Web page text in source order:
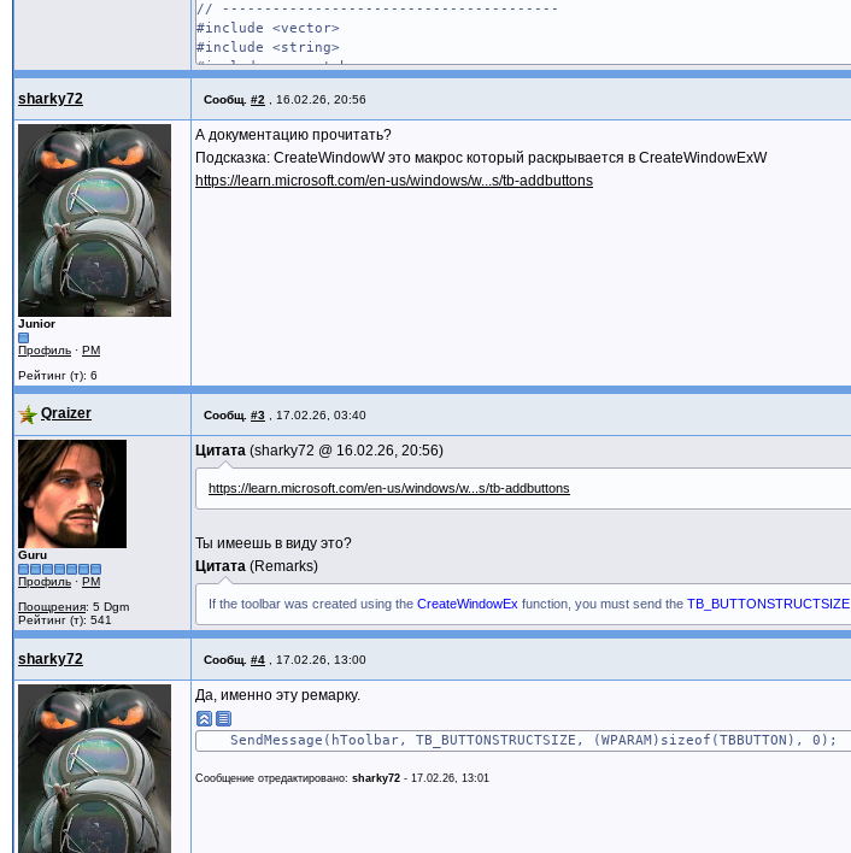
// ----------------------------------------
#include <vector>
#include <string>
#include <assert.h>
#pragma comment( lib, "comctl32" )
#include <commctrl.h>
void DebugOutput_c(const char* msg) {
OutputDebugStringW(msg.c_str());
}
void DebugOutput_s(const std::string& s) {
DebugOutput_c(s.c_str());
const WCHAR* szMainWindowTitle = L"--- TEST ---";
const WCHAR* szMainWindowClass = L"WinClass";
HWND g_hMainWindow = NULL;
LRESULT CALLBACK WndProc_MainWin(HWND, UINT, WPARAM, LPARAM);
// ---------------------------------
struct ButtonDescription_STRUCT {
std::wstring Caption;
int ButtonID;
sharky72 Сообщ. #2 16.02.26, 20:56
Junior
Профиль · PM
Рейтинг (т): 6
А документацию прочитать?
Подсказка: CreateWindowW это макрос который раскрывается в CreateWindowExW
https://learn.microsoft.com/en-us/windows/w...s/tb-addbuttons
Qraizer Сообщ. #3 17.02.26, 03:40
Guru
Профиль · PM
Поощрения: 5 Dgm
Рейтинг (т): 541
Цитата sharky72 @ 16.02.26, 20:56
https://learn.microsoft.com/en-us/windows/w...s/tb-addbuttons
Ты имеешь в виду это?
Цитата
Remarks
If the toolbar was created using the CreateWindowEx function, you must send the TB_BUTTONSTRUCTSIZE
sharky72 Сообщ. #4 17.02.26, 13:00
Да, именно эту ремарку.
SendMessage(hToolbar, TB_BUTTONSTRUCTSIZE, (WPARAM)sizeof(TBBUTTON), 0);
Сообщение отредактировано: sharky72 - 17.02.26, 13:01